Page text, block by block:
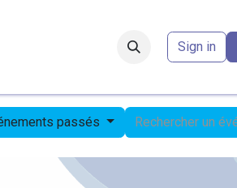
Sign in
passés